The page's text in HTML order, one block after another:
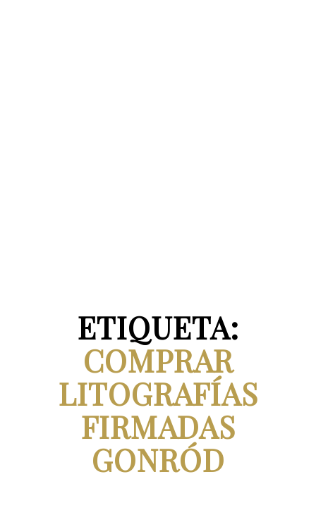
ETIQUETA:
COMPRAR
LITOGRAFÍAS
FIRMADAS
GONRÓD